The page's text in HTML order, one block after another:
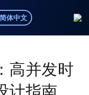
简体中文
高并发时
计指南